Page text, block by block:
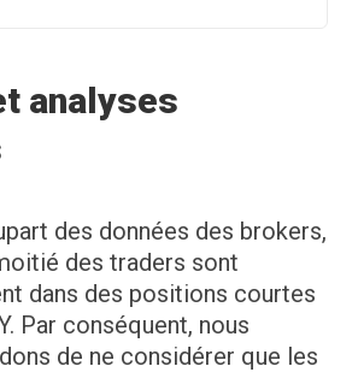
analyses
des données des brokers,
des traders sont
dans des positions courtes
Par conséquent, nous
de ne considérer que les